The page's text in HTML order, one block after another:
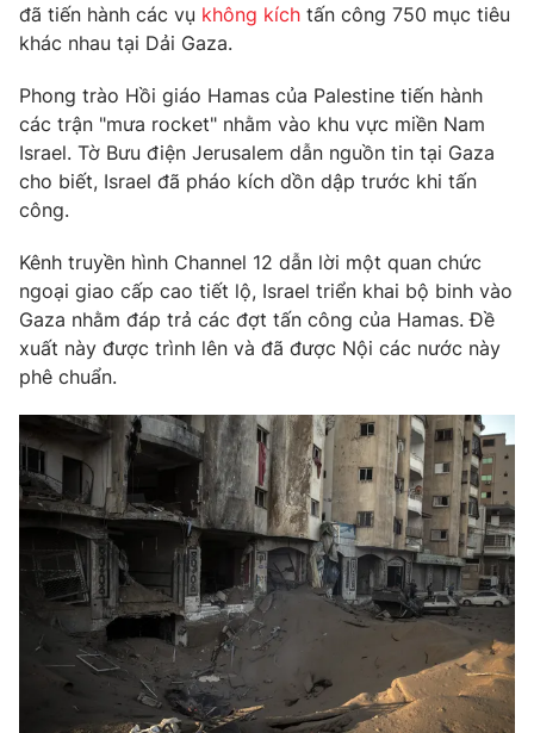
Photo
Video Shorts video
VTV Money VTV Thể thao
Bất động sản
Thị trường 24h Tấm lòng Việt
VTV4
VTV9 VTV8
Liên hệ tòa soạn English
THỜI BÁO VTV
đã tiến hành các vụ không kích tấn công 750 mục tiêu
khác nhau tại Dải Gaza.
Phong trào Hồi giáo Hamas của Palestine tiến hành
các trận "mưa rocket" nhằm vào khu vực miền Nam
Israel. Tờ Bưu điện Jerusalem dẫn nguồn tin tại Gaza
cho biết, Israel đã pháo kích dồn dập trước khi tấn
công.
Kênh truyền hình Channel 12 dẫn lời một quan chức
ngoại giao cấp cao tiết lộ, Israel triển khai bộ binh vào
Gaza nhằm đáp trả các đợt tấn công của Hamas. Đề
xuất này được trình lên và đã được Nội các nước này
phê chuẩn.